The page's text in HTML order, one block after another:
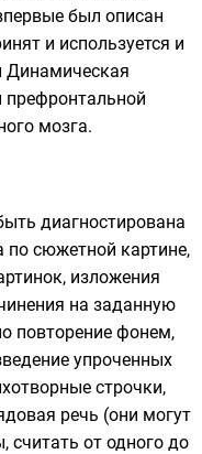
был описан
и используется и
префронтальной
мозга.
диагностирована
сюжетной картине,
изложения
на заданную
повторение фонем,
упроченных
строчки,
речь (они могут
считать от одного до